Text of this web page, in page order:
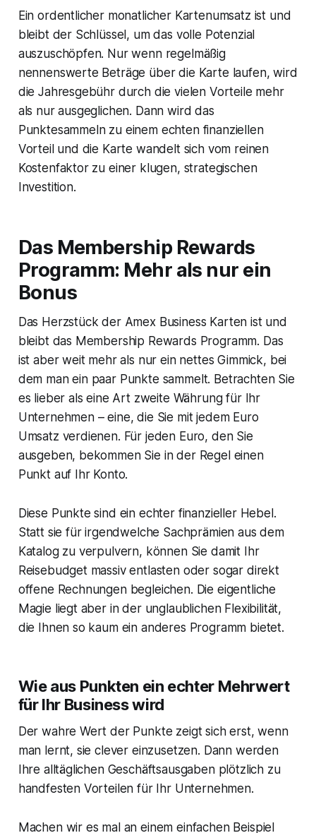
Ein ordentlicher monatlicher Kartenumsatz ist und
bleibt der Schlüssel, um das volle Potenzial
auszuschöpfen. Nur wenn regelmäßig
nennenswerte Beträge über die Karte laufen, wird
die Jahresgebühr durch die vielen Vorteile mehr
als nur ausgeglichen. Dann wird das
Punktesammeln zu einem echten finanziellen
Vorteil und die Karte wandelt sich vom reinen
Kostenfaktor zu einer klugen, strategischen
Investition.
Das Membership Rewards
Programm: Mehr als nur ein
Bonus
Das Herzstück der Amex Business Karten ist und
bleibt das Membership Rewards Programm. Das
ist aber weit mehr als nur ein nettes Gimmick, bei
dem man ein paar Punkte sammelt. Betrachten Sie
es lieber als eine Art zweite Währung für Ihr
Unternehmen – eine, die Sie mit jedem Euro
Umsatz verdienen. Für jeden Euro, den Sie
ausgeben, bekommen Sie in der Regel einen
Punkt auf Ihr Konto.
Diese Punkte sind ein echter finanzieller Hebel.
Statt sie für irgendwelche Sachprämien aus dem
Katalog zu verpulvern, können Sie damit Ihr
Reisebudget massiv entlasten oder sogar direkt
offene Rechnungen begleichen. Die eigentliche
Magie liegt aber in der unglaublichen Flexibilität,
die Ihnen so kaum ein anderes Programm bietet.
Wie aus Punkten ein echter Mehrwert
für Ihr Business wird
Der wahre Wert der Punkte zeigt sich erst, wenn
man lernt, sie clever einzusetzen. Dann werden
Ihre alltäglichen Geschäftsausgaben plötzlich zu
handfesten Vorteilen für Ihr Unternehmen.
Machen wir es mal an einem einfachen Beispiel